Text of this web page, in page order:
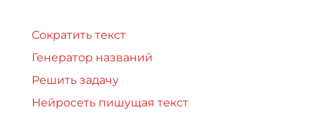
Сократить текст
Генератор названий
Решить задачу
Нейросеть пишущая текст